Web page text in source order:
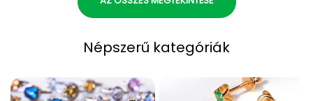
Népszerű kategóriák